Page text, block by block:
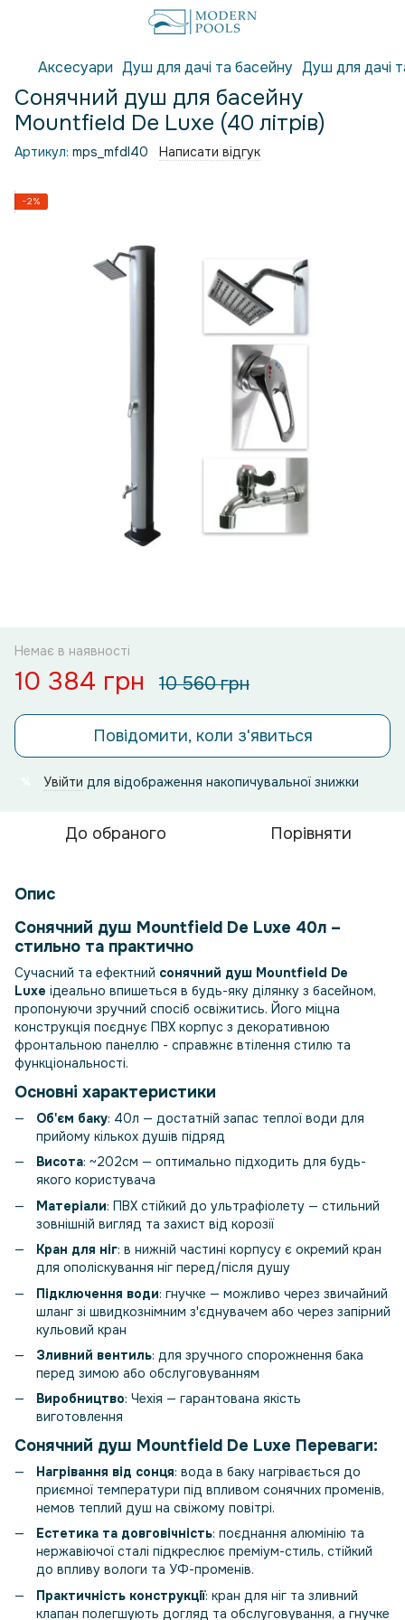
Аксесуари Душ для дачі та басейну Душ для дачі
Сонячний душ для басейну
Mountfield De Luxe (40 літрів)
Артикул: mps_mfdl40 Написати відгук
−2%
Немає в наявності
10 384 грн 10 560 грн
Повідомити, коли з'явиться
Увійти для відображення накопичувальної знижки
До обраного Порівняти
Опис
Сонячний душ Mountfield De Luxe 40л –
стильно та практично
Сучасний та ефектний сонячний душ Mountfield De
Luxe ідеально впишеться в будь-яку ділянку з басейном,
пропонуючи зручний спосіб освіжитись. Його міцна
конструкція поєднує ПВХ корпус з декоративною
фронтальною панеллю - справжнє втілення стилю та
функціональності.
Основні характеристики
Об'єм баку: 40л — достатній запас теплої води для
прийому кількох душів підряд
Висота: ~202см — оптимально підходить для будь-
якого користувача
Матеріали: ПВХ стійкий до ультрафіолету — стильний
зовнішній вигляд та захист від корозії
Кран для ніг: в нижній частині корпусу є окремий кран
для ополіскування ніг перед/після душу
Підключення води: гнучке — можливо через звичайний
шланг зі швидкознімним з'єднувачем або через запірний
кульовий кран
Зливний вентиль: для зручного спорожнення бака
перед зимою або обслуговуванням
Виробництво: Чехія — гарантована якість
виготовлення
Сонячний душ Mountfield De Luxe Переваги:
Нагрівання від сонця: вода в баку нагрівається до
приємної температури під впливом сонячних променів,
немов теплий душ на свіжому повітрі.
Естетика та довговічність: поєднання алюмінію та
нержавіючої сталі підкреслює преміум-стиль, стійкий
до впливу вологи та УФ-променів.
Практичність конструкції: кран для ніг та зливний
клапан полегшують догляд та обслуговування, а гнучке